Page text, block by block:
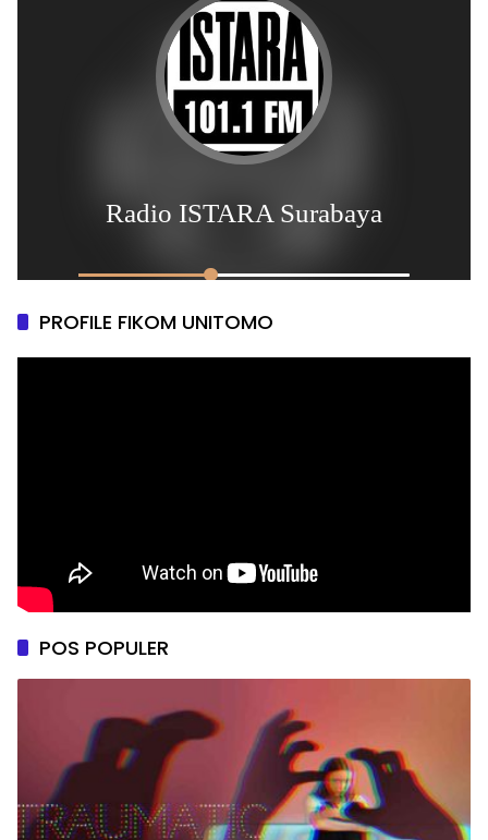
PROFILE FIKOM UNITOMO
POS POPULER